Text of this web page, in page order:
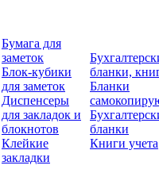
Бумага для
заметок
Блок-кубики
для заметок
Диспенсеры
для закладок и
блокнотов
Клейкие
закладки
бланки,
Бланки
бланки
Книги учета